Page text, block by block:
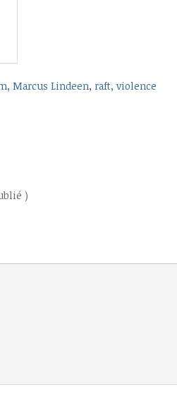
, Marcus Lindeen, raft, violence
)